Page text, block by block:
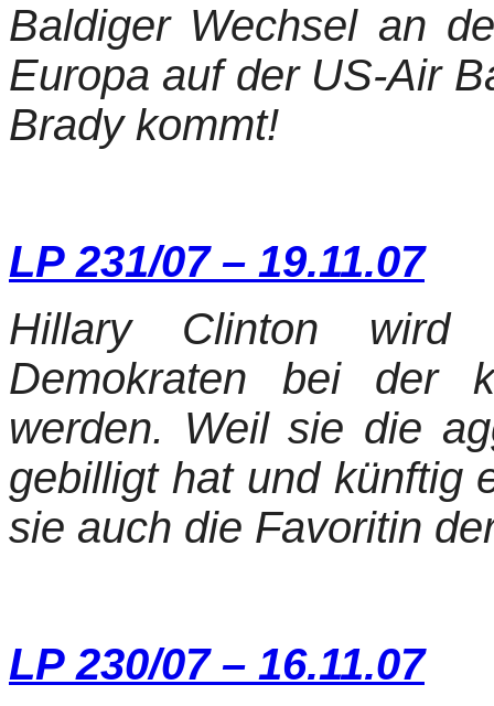
Baldiger Wechsel an
Europa auf der US-Air
Brady kommt!
LP 231/07 – 19.11.07
Hillary Clinton wird
Demokraten bei der
werden. Weil sie die
gebilligt hat und künftig
sie auch die Favoritin
LP 230/07 – 16.11.07